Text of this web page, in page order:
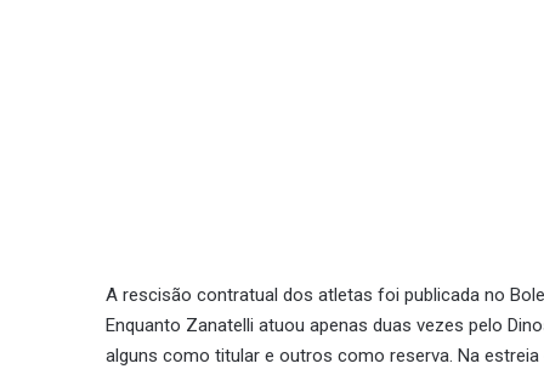
A rescisão contratual dos atletas foi publicada no
Enquanto Zanatelli atuou apenas duas vezes pelo
alguns como titular e outros como reserva. Na